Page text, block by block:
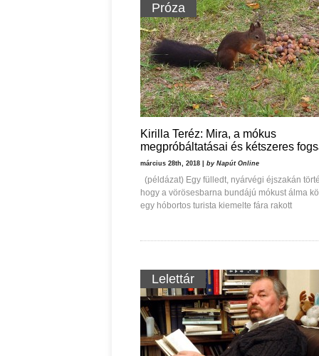
Próza
Kirilla Teréz: Mira, a mókus
megpróbáltatásai és kétszeres
március 28th, 2018 | by Napút Online
(példázat) Egy fülledt, nyárvégi éjszakán
hogy a vörösesbarna bundájú mókust álma
egy hóbortos turista kiemelte fára rakott
Lelettár
Zöldy Pál: MAG ÁLMA
(Összegyűjtött és